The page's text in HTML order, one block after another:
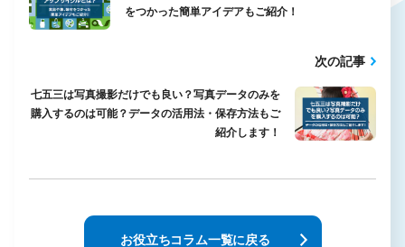
をつかった簡単アイデアもご紹介！
次の記事
七五三は写真撮影だけでも良い？写真データのみを
購入するのは可能？データの活用法・保存方法もご
紹介します！
お役立ちコラム一覧に戻る